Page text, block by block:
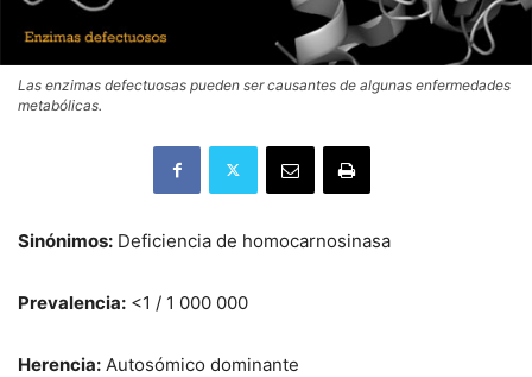
Las enzimas defectuosas pueden ser causantes de algunas enfermedades
metabólicas.
Sinónimos: Deficiencia de homocarnosinasa
Prevalencia: <1 / 1 000 000
Herencia: Autosómico dominante